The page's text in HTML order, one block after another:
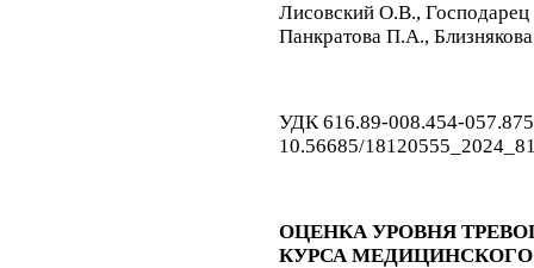
Лисовский О.В.,
Панкратова П.А.,
УДК 616.89-008.454-
10.56685/
ОЦЕНКА УРОВНЯ
КУРСА МЕДИЦИНСКОГО